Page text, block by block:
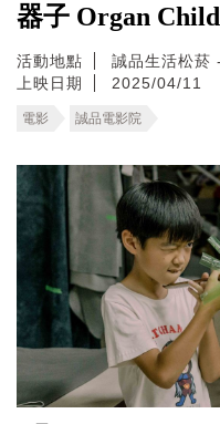
器子 Organ Child
活動地點
誠品生活松菸
上映日期
2025/04/11
電影 誠品電影院